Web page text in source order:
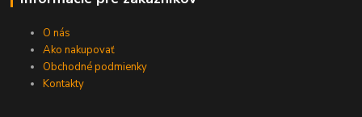
O nás
Ako nakupovať
Obchodné podmienky
Kontakty